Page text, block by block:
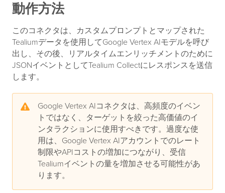
動作方法
このコネクタは、カスタムプロンプトとマップされた
Tealiumデータを使用してGoogle Vertex AIモデルを呼び
出し、その後、リアルタイムエンリッチメントのために
JSONイベントとしてTealium Collectにレスポンスを送信
します。
Google Vertex AIコネクタは、高頻度のイベン
トではなく、ターゲットを絞った高価値のイ
ンタラクションに使用すべきです。過度な使
用は、Google Vertex AIアカウントでのレート
制限やAPIコストの増加につながり、受信
Tealiumイベントの量を増加させる可能性があ
ります。